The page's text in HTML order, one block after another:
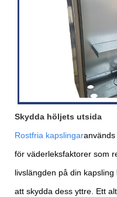
Skydda höljets utsida
Rostfria kapslingar
för väderleksfaktorer som
livslängden på din
att skydda dess yttre. Ett